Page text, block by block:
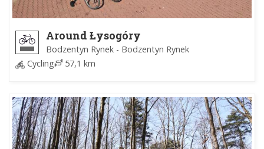
Around Łysogóry
Bodzentyn Rynek - Bodzentyn Rynek
Cycling
57,1 km